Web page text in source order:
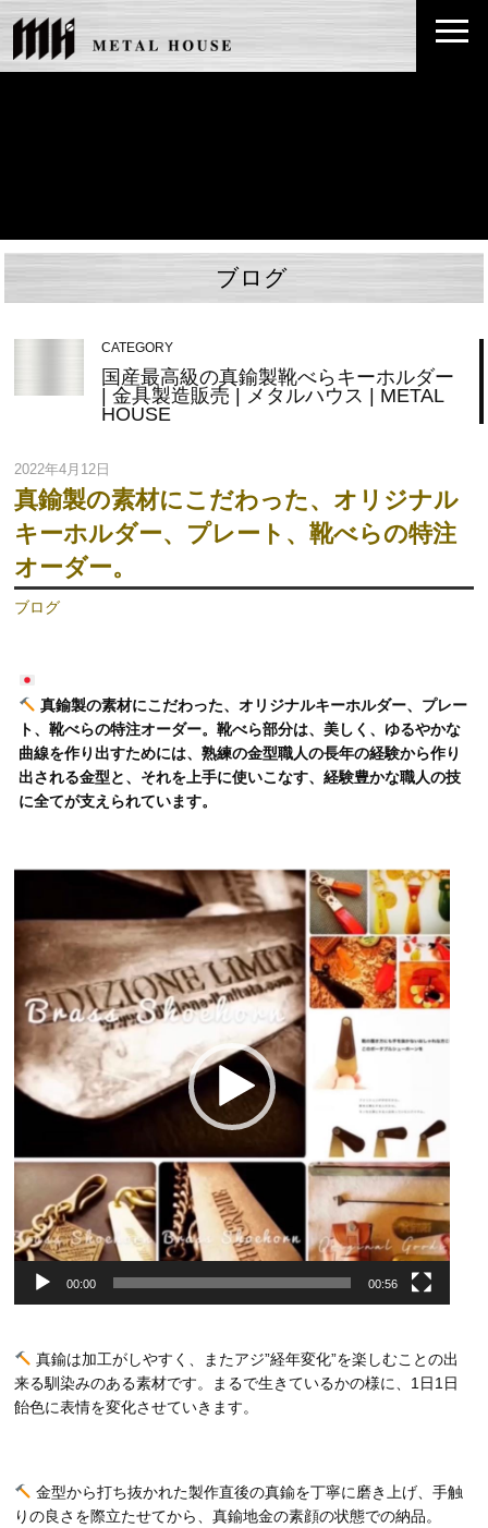
ブログ
CATEGORY
国産最高級の真鍮製靴べらキーホルダー
| 金具製造販売 | メタルハウス | METAL
HOUSE
2022年4月12日
真鍮製の素材にこだわった、オリジナル
キーホルダー、プレート、靴べらの特注
オーダー。
ブログ
真鍮製の素材にこだわった、オリジナルキーホルダー、プレー
ト、靴べらの特注オーダー。靴べら部分は、美しく、ゆるやかな
曲線を作り出すためには、熟練の金型職人の長年の経験から作り
出される金型と、それを上手に使いこなす、経験豊かな職人の技
に全てが支えられています。
プ
ヤ
ー
00:00 00:56
真鍮は加工がしやすく、またアジ”経年変化”を楽しむことの出
来る馴染みのある素材です。まるで生きているかの様に、1日1日
飴色に表情を変化させていきます。
金型から打ち抜かれた製作直後の真鍮を丁寧に磨き上げ、手触
りの良さを際立たせてから、真鍮地金の素顔の状態での納品。